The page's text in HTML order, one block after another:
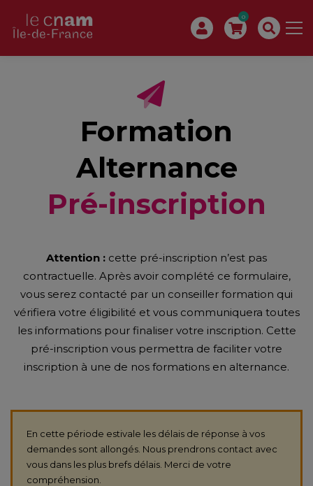
0
Formation
Alternance
Pré-inscription
Attention : cette pré-inscription n’est pas
contractuelle. Après avoir complété ce formulaire,
vous serez contacté par un conseiller formation qui
vérifiera votre éligibilité et vous communiquera toutes
les informations pour finaliser votre inscription. Cette
pré-inscription vous permettra de faciliter votre
inscription à une de nos formations en alternance.
En cette période estivale les délais de réponse à vos
demandes sont allongés. Nous prendrons contact avec
vous dans les plus brefs délais. Merci de votre
compréhension.